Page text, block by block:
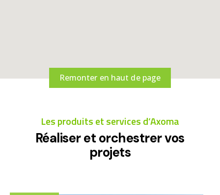
Remonter en haut de page
Les produits et services d’Axoma
Réaliser et orchestrer vos
projets